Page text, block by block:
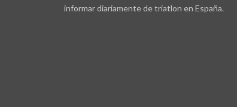
informar diariamente de triatlon en España.